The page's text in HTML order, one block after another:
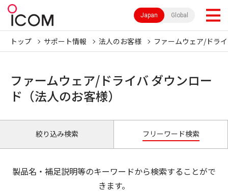
Japan Global
トップ サポート情報 法人のお客様 ファームウェア/ドラ
ファームウェア/ドライバ ダウンロー
ド（法人のお客様）
絞り込み検索 フリーワード検索
製品名・補足説明等のキーワードから検索することがで
きます。